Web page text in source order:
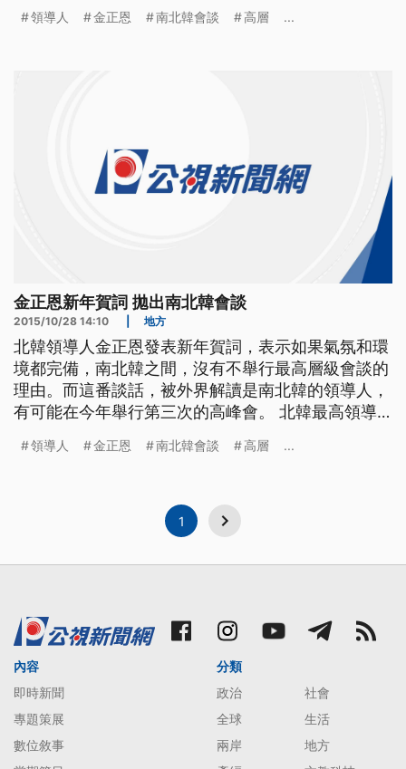
韓峰會的話題。 ==北韓領導人 金正恩== 我們可以
領導人 金正恩 南北韓會談 高層 ...
金正恩新年賀詞 拋出南北韓會談
2015/10/28 14:10 地方
北韓領導人金正恩發表新年賀詞，表示如果氣氛和環
境都完備，南北韓之間，沒有不舉行最高層級會談的
理由。而這番談話，被外界解讀是南北韓的領導人，
有可能在今年舉行第三次的高峰會。 北韓最高領導
韓峰會的話題。 ==北韓領導人 金正恩== 我們可以
領導人 金正恩 南北韓會談 高層 ...
1
內容
即時新聞
專題策展
數位敘事
分類
政治
社會
全球
生活
兩岸
地方